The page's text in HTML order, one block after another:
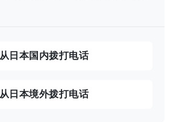
从日本国内拨打电话
从日本境外拨打电话